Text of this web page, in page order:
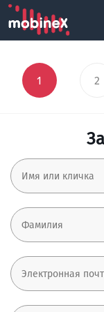
1 2